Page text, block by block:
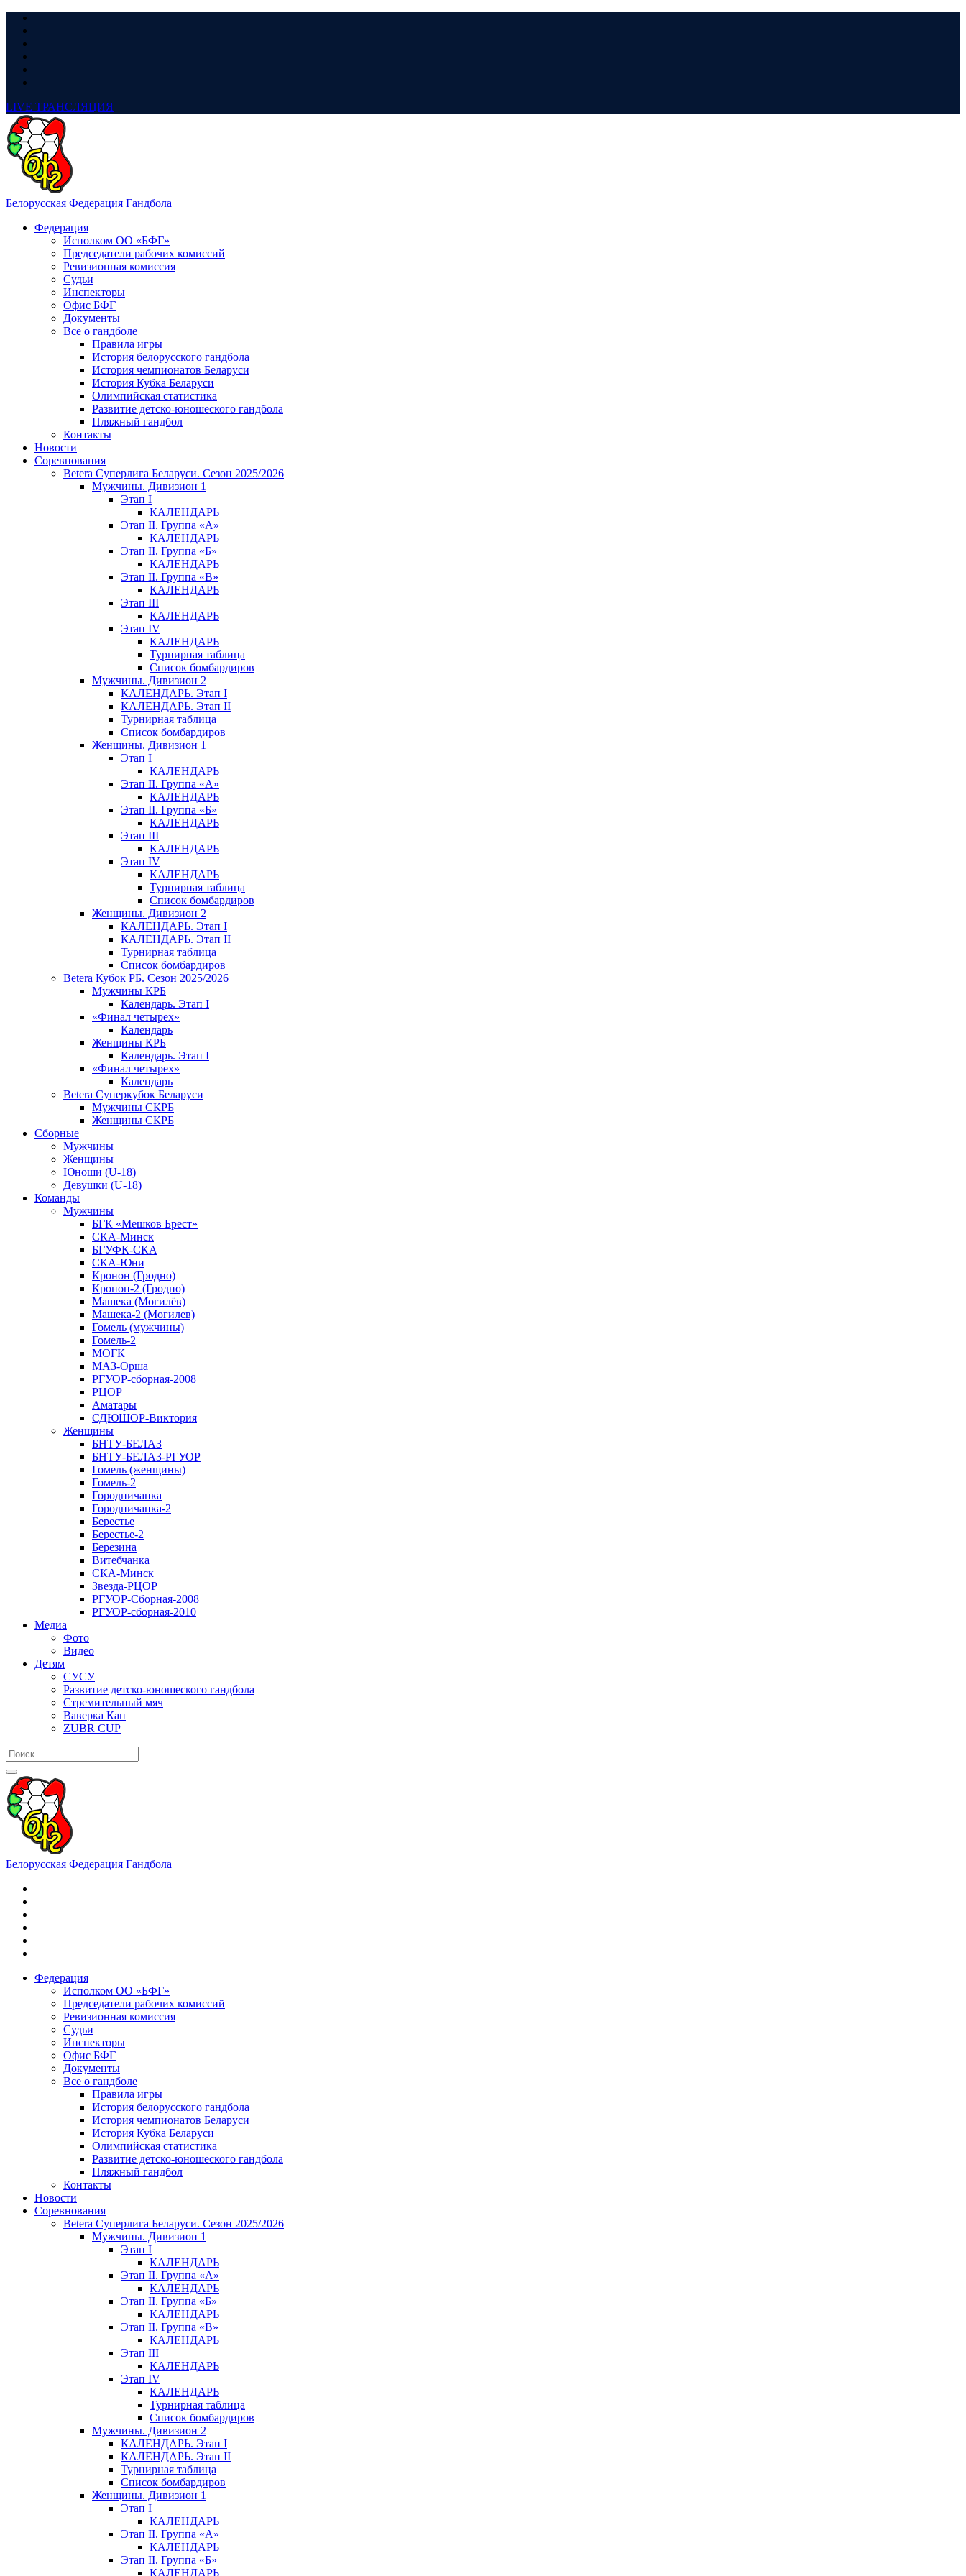
LIVE ТРАНСЛЯЦИЯ
Белорусская Федерация Гандбола
Федерация
Исполком ОО «БФГ»
Председатели рабочих комиссий
Ревизионная комиссия
Судьи
Инспекторы
Офис БФГ
Документы
Все о гандболе
Правила игры
История белорусского гандбола
История чемпионатов Беларуси
История Кубка Беларуси
Олимпийская статистика
Развитие детско-юношеского гандбола
Пляжный гандбол
Контакты
Новости
Соревнования
Betera Суперлига Беларуси. Сезон 2025/2026
Мужчины. Дивизион 1
Этап I
КАЛЕНДАРЬ
Этап II. Группа «А»
КАЛЕНДАРЬ
Этап II. Группа «Б»
КАЛЕНДАРЬ
Этап II. Группа «В»
КАЛЕНДАРЬ
Этап III
КАЛЕНДАРЬ
Этап IV
КАЛЕНДАРЬ
Турнирная таблица
Список бомбардиров
Мужчины. Дивизион 2
КАЛЕНДАРЬ. Этап I
КАЛЕНДАРЬ. Этап II
Турнирная таблица
Список бомбардиров
Женщины. Дивизион 1
Этап I
КАЛЕНДАРЬ
Этап II. Группа «А»
КАЛЕНДАРЬ
Этап II. Группа «Б»
КАЛЕНДАРЬ
Этап III
КАЛЕНДАРЬ
Этап IV
КАЛЕНДАРЬ
Турнирная таблица
Список бомбардиров
Женщины. Дивизион 2
КАЛЕНДАРЬ. Этап I
КАЛЕНДАРЬ. Этап II
Турнирная таблица
Список бомбардиров
Betera Кубок РБ. Сезон 2025/2026
Мужчины КРБ
Календарь. Этап I
«Финал четырех»
Календарь
Женщины КРБ
Календарь. Этап I
«Финал четырех»
Календарь
Betera Суперкубок Беларуси
Мужчины СКРБ
Женщины СКРБ
Сборные
Мужчины
Женщины
Юноши (U-18)
Девушки (U-18)
Команды
Мужчины
БГК «Мешков Брест»
СКА-Минск
БГУФК-СКА
СКА-Юни
Кронон (Гродно)
Кронон-2 (Гродно)
Машека (Могилёв)
Машека-2 (Могилев)
Гомель (мужчины)
Гомель-2
МОГК
МАЗ-Орша
РГУОР-сборная-2008
РЦОР
Аматары
СДЮШОР-Виктория
Женщины
БНТУ-БЕЛАЗ
БНТУ-БЕЛАЗ-РГУОР
Гомель (женщины)
Гомель-2
Городничанка
Городничанка-2
Берестье
Берестье-2
Березина
Витебчанка
СКА-Минск
Звезда-РЦОР
РГУОР-Сборная-2008
РГУОР-сборная-2010
Медиа
Фото
Видео
Детям
СУСУ
Развитие детско-юношеского гандбола
Стремительный мяч
Ваверка Кап
ZUBR CUP
Белорусская Федерация Гандбола
Федерация
Исполком ОО «БФГ»
Председатели рабочих комиссий
Ревизионная комиссия
Судьи
Инспекторы
Офис БФГ
Документы
Все о гандболе
Правила игры
История белорусского гандбола
История чемпионатов Беларуси
История Кубка Беларуси
Олимпийская статистика
Развитие детско-юношеского гандбола
Пляжный гандбол
Контакты
Новости
Соревнования
Betera Суперлига Беларуси. Сезон 2025/2026
Мужчины. Дивизион 1
Этап I
КАЛЕНДАРЬ
Этап II. Группа «А»
КАЛЕНДАРЬ
Этап II. Группа «Б»
КАЛЕНДАРЬ
Этап II. Группа «В»
КАЛЕНДАРЬ
Этап III
КАЛЕНДАРЬ
Этап IV
КАЛЕНДАРЬ
Турнирная таблица
Список бомбардиров
Мужчины. Дивизион 2
КАЛЕНДАРЬ. Этап I
КАЛЕНДАРЬ. Этап II
Турнирная таблица
Список бомбардиров
Женщины. Дивизион 1
Этап I
КАЛЕНДАРЬ
Этап II. Группа «А»
КАЛЕНДАРЬ
Этап II. Группа «Б»
КАЛЕНДАРЬ